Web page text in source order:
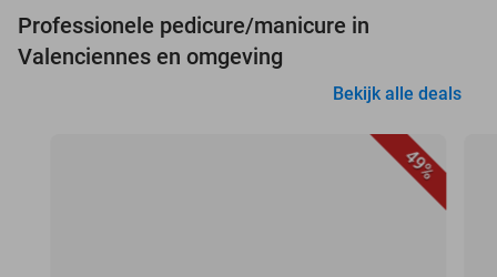
Professionele pedicure/manicure in
Valenciennes en omgeving
Bekijk alle deals
49%